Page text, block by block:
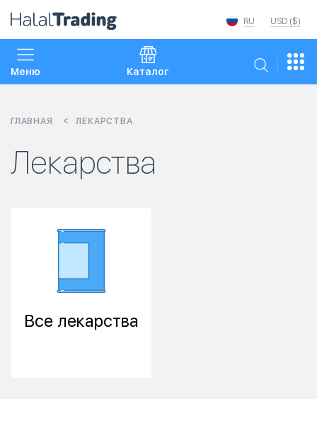
USD ($)
RU
Меню Каталог
ГЛАВНАЯ ЛЕКАРСТВА
Лекарства
Все лекарства